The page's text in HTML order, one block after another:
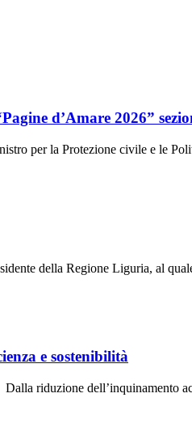
d’Amare 2026”
per la Protezione civile e le
della Regione Liguria, al
e sostenibilità
riduzione dell’inquinamento